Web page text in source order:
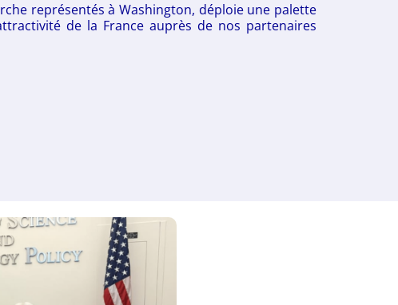
représentés à Washington, déploie une palette
de la France auprès de nos partenaires